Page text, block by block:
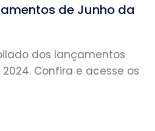
de Junho da
dos lançamentos
Confira e acesse os